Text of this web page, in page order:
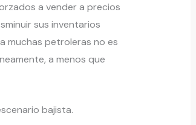
a vender a precios
sus inventarios
muchas petroleras no es
a menos que
bajista.